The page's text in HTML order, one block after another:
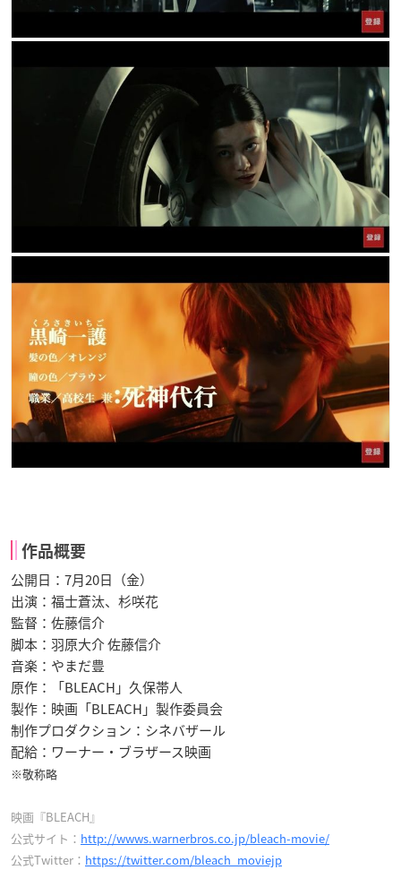
作品概要
公開日：7月20日（金）
出演：福士蒼汰、杉咲花
監督：佐藤信介
脚本：羽原大介 佐藤信介
音楽：やまだ豊
原作：「BLEACH」久保帯人
製作：映画「BLEACH」製作委員会
制作プロダクション：シネバザール
配給：ワーナー・ブラザース映画
※敬称略
映画『BLEACH』
公式サイト： http://wwws.warnerbros.co.jp/bleach-movie/
公式Twitter： https://twitter.com/bleach_moviejp